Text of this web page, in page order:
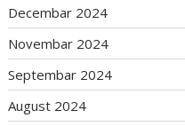
Decembar 2024
Novembar 2024
Septembar 2024
August 2024